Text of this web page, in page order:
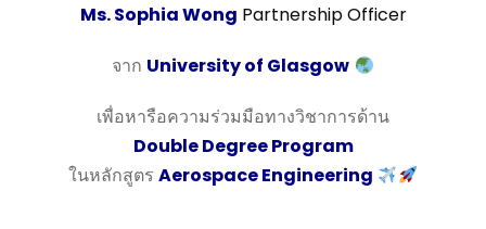
Ms. Sophia Wong Partnership Officer
จาก University of Glasgow
เพื่อหารือความร่วมมือทางวิชาการด้าน
Double Degree Program
ในหลักสูตรAerospace Engineering